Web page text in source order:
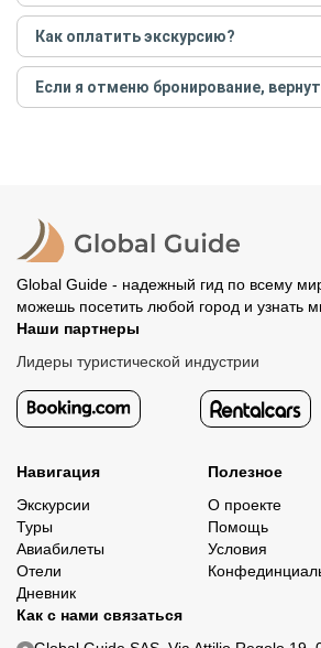
погоды аномально-сильный ветер.
предупредит вас об отмене, а мы
карту. Во всех остальных случаях
Если экскурсия индивидуальная, гид
только для вас и вашей компании.
экскурсии будут другие участники,
условий конкретной экскурсии.
Как оплатить экскурсию?
Создайте заказ на удобную дату и
предоплату как можно скорее, чтобы
путешественники не заняли ваше
организатору напрямую не требуется.
Если я отменю бронирование,
При отмене за 48 часов или раньше
Global Guide - надежный гид по всему
можешь посетить любой город и узнать
Наши партнеры
Лидеры туристической индустрии
Навигация
Экскурсии
Туры
Авиабилеты
Отели
Дневник
Полезное
О проекте
Помощь
Условия
Как с нами связаться